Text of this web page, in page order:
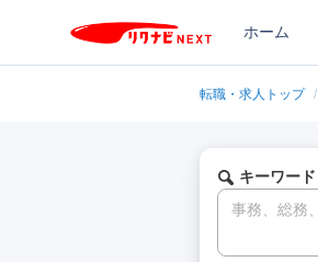
ホーム
転職・求人トップ /
キーワード